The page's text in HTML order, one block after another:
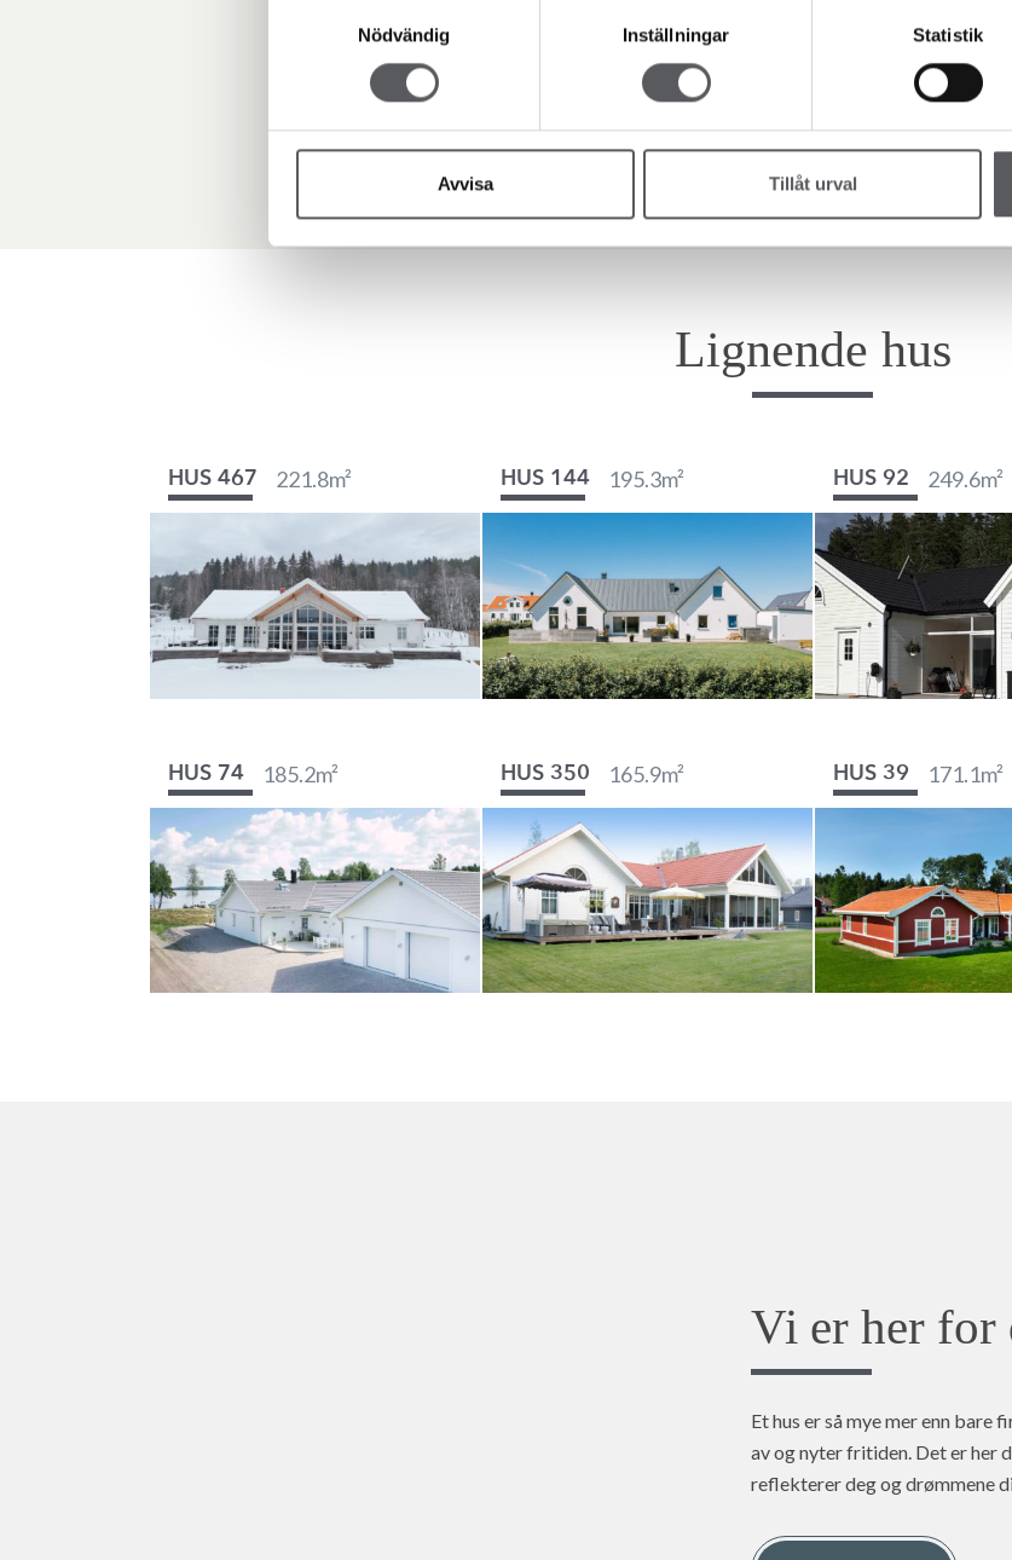
Nödvändig
Inställningar Statistik
Avvisa Tillåt urval
Lignende hus
HUS 467 221.8m² HUS 144 195.3m² HUS 92 249.6m²
HUS 74 185.2m² HUS 350 165.9m² HUS 39 171.1m²
Vi er her for
Et hus er så mye mer enn bare
av og nyter fritiden. Det er her
reflekterer deg og drømmene